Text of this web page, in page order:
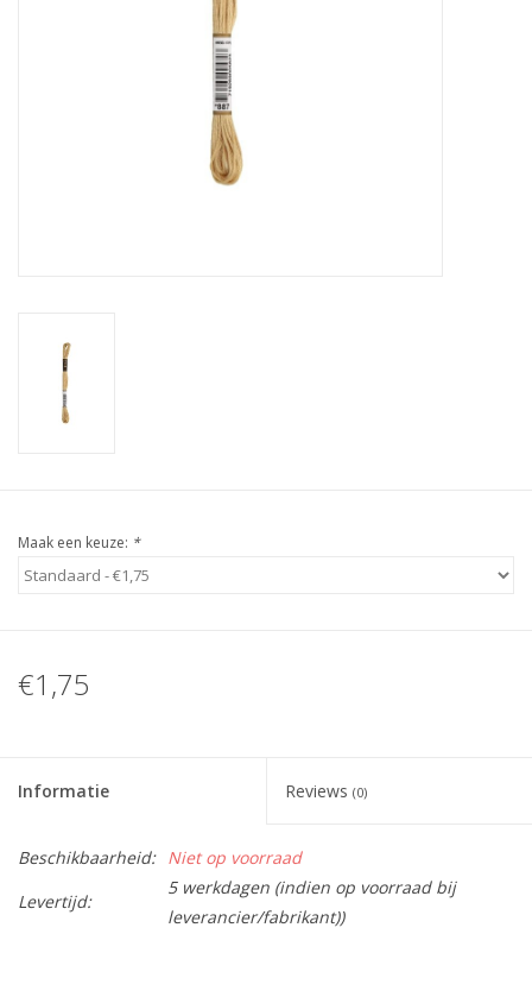
Cadeaubonnen
Maak een keuze: *
€1,75
Informatie Reviews (0)
Beschikbaarheid: Niet op voorraad
Levertijd:
5 werkdagen (indien op voorraad bij
leverancier/fabrikant))